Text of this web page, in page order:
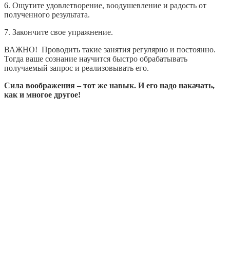
6. Ощутите удовлетворение, воодушевление и радость от
полученного результата.
7. Закончите свое упражнение.
ВАЖНО! Проводить такие занятия регулярно и постоянно.
Тогда ваше сознание научится быстро обрабатывать
получаемый запрос и реализовывать его.
Сила воображения – тот же навык. И его надо накачать,
как и многое другое!